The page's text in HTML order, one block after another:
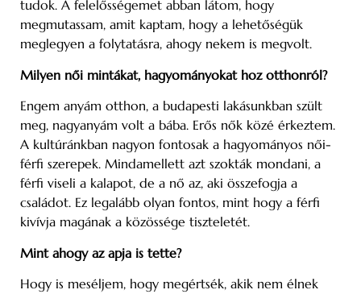
tudok. A felelősségemet abban látom, hogy
megmutassam, amit kaptam, hogy a lehetőségük
meglegyen a folytatásra, ahogy nekem is megvolt.
Milyen női mintákat, hagyományokat hoz otthonról?
Engem anyám otthon, a budapesti lakásunkban szült
meg, nagyanyám volt a bába. Erős nők közé érkeztem.
A kultúránkban nagyon fontosak a hagyományos női-
férfi szerepek. Mindamellett azt szokták mondani, a
férfi viseli a kalapot, de a nő az, aki összefogja a
családot. Ez legalább olyan fontos, mint hogy a férfi
kivívja magának a közössége tiszteletét.
Mint ahogy az apja is tette?
Hogy is meséljem, hogy megértsék, akik nem élnek